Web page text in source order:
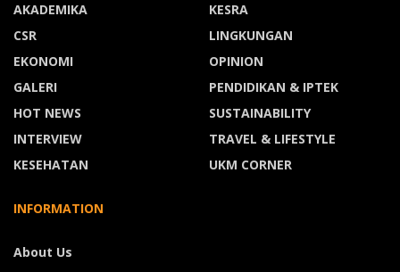
AKADEMIKA
CSR
EKONOMI
GALERI
HOT NEWS
INTERVIEW
KESEHATAN
KESRA
LINGKUNGAN
OPINION
PENDIDIKAN & IPTEK
SUSTAINABILITY
TRAVEL & LIFESTYLE
UKM CORNER
INFORMATION
About Us